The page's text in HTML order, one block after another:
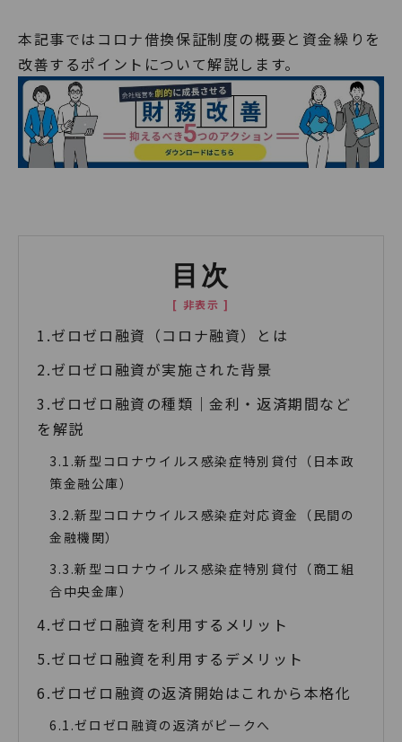
本記事ではコロナ借換保証制度の概要と資金繰りを
改善するポイントについて解説します。
目次
ゼロゼロ融資（コロナ融資）とは
ゼロゼロ融資が実施された背景
ゼロゼロ融資の種類｜金利・返済期間など
を解説
新型コロナウイルス感染症特別貸付（日本政
策金融公庫）
新型コロナウイルス感染症対応資金（民間の
金融機関）
新型コロナウイルス感染症特別貸付（商工組
合中央金庫）
ゼロゼロ融資を利用するメリット
ゼロゼロ融資を利用するデメリット
ゼロゼロ融資の返済開始はこれから本格化
ゼロゼロ融資の返済がピークへ